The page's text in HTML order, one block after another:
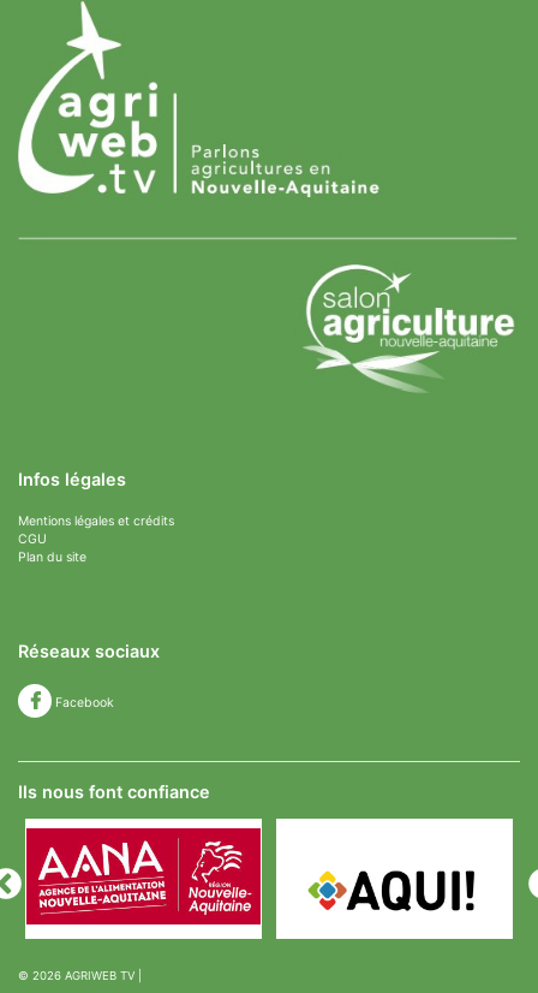
Infos légales
Mentions légales et crédits
CGU
Plan du site
Réseaux sociaux
Facebook
Ils nous font confiance
© 2026 AGRIWEB TV